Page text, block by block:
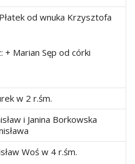
od wnuka Krzysztofa
+ Marian Sęp od córki
w 2 r.śm.
i Janina Borkowska
Woś w 4 r.śm.